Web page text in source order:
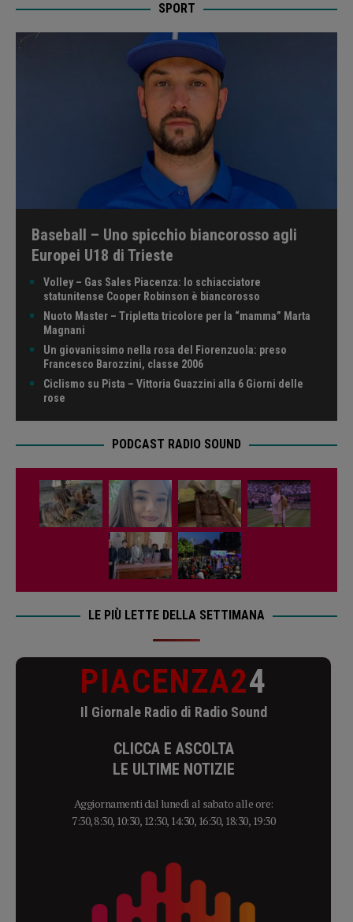
SPORT
Baseball – Uno spicchio biancorosso agli
Europei U18 di Trieste
Volley – Gas Sales Piacenza: lo schiacciatore
statunitense Cooper Robinson è biancorosso
Nuoto Master – Tripletta tricolore per la “mamma” Marta
Magnani
Un giovanissimo nella rosa del Fiorenzuola: preso
Francesco Barozzini, classe 2006
Ciclismo su Pista – Vittoria Guazzini alla 6 Giorni delle
rose
PODCAST RADIO SOUND
LE PIÙ LETTE DELLA SETTIMANA
PIACENZA24
Il Giornale Radio di Radio Sound
CLICCA E ASCOLTA
LE ULTIME NOTIZIE
Aggiornamenti dal lunedì al sabato alle ore:
7:30, 8:30, 10:30, 12:30, 14:30, 16:30, 18:30, 19:30